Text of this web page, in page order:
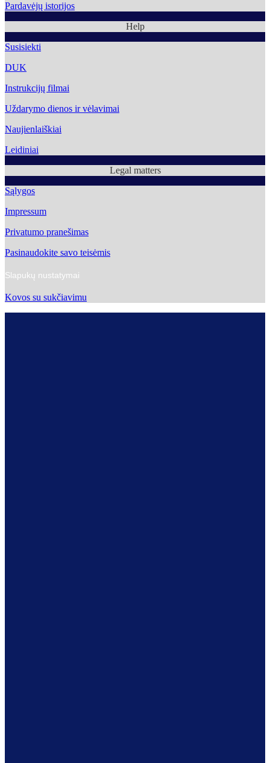
Pardavėjų istorijos
Help
Susisiekti
DUK
Instrukcijų filmai
Uždarymo dienos ir vėlavimai
Naujienlaiškiai
Leidiniai
Legal matters
Sąlygos
Impressum
Privatumo pranešimas
Pasinaudokite savo teisėmis
Slapukų nustatymai
Kovos su sukčiavimu